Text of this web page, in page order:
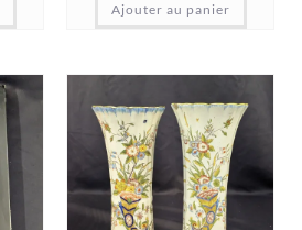
Ajouter au panier